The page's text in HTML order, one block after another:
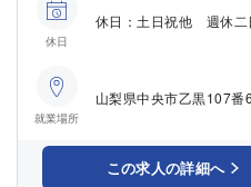
休日
休日：土日祝他 週休
就業場所
山梨県中央市乙黒107番
この求人の詳細へ